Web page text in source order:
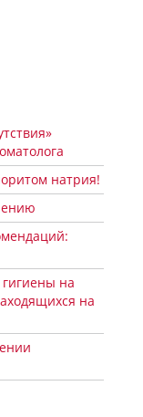
натрия!
на
на